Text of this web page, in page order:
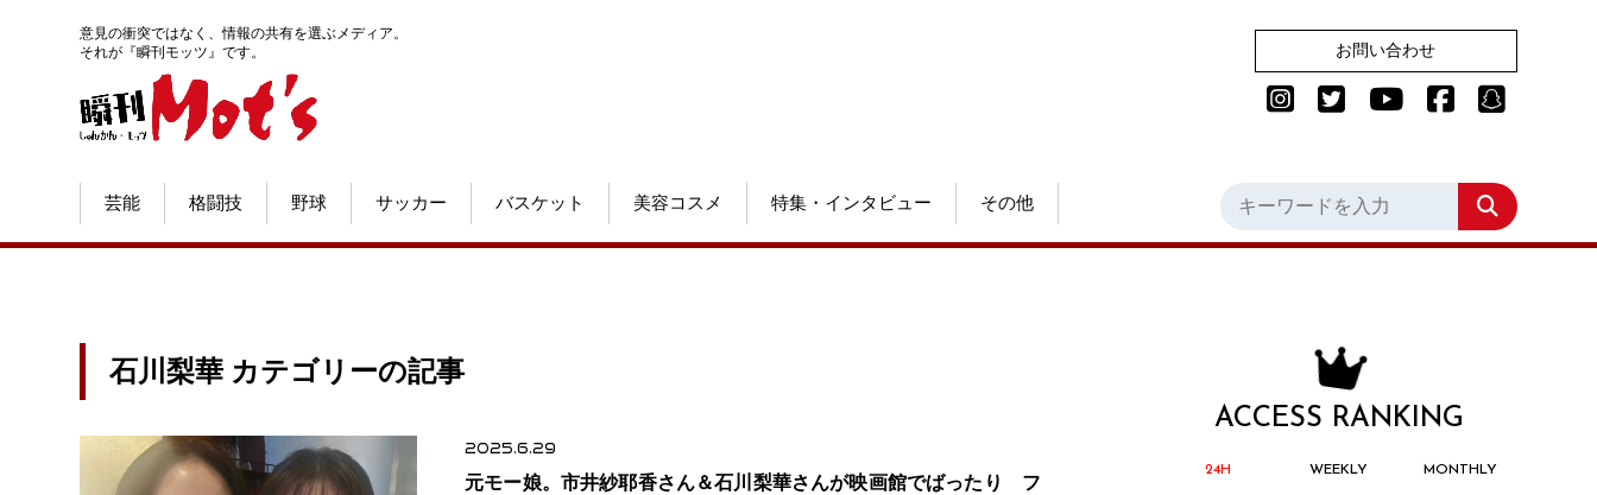
意見の衝突ではなく、情報の共有を選ぶメディア。
それが『瞬刊モッツ』です。
お問い合わせ
芸能 格闘技 野球 サッカー バスケット 美容コスメ 特集・インタビュー その他
石川梨華 カテゴリーの記事
2025.6.29
元モー娘。市井紗耶香さん＆石川梨華さんが映画館でばったり フ
ACCESS RANKING
24H WEEKLY MONTHLY